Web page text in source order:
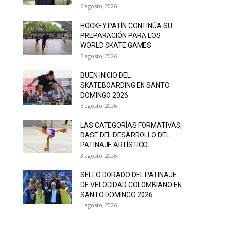
6 agosto, 2026
HOCKEY PATÍN CONTINÚA SU
PREPARACIÓN PARA LOS
WORLD SKATE GAMES
5 agosto, 2026
BUEN INICIO DEL
SKATEBOARDING EN SANTO
DOMINGO 2026
5 agosto, 2026
LAS CATEGORÍAS FORMATIVAS,
BASE DEL DESARROLLO DEL
PATINAJE ARTÍSTICO
3 agosto, 2026
SELLO DORADO DEL PATINAJE
DE VELOCIDAD COLOMBIANO EN
SANTO DOMINGO 2026
1 agosto, 2026